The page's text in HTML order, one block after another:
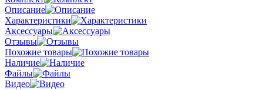
Описание
Характеристики
Аксессуары
Отзывы
Похожие товары
Наличие
Файлы
Видео